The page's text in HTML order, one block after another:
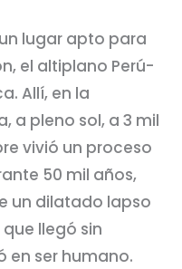
lugar apto para
el altiplano Perú-
Allí, en la
a pleno sol, a 3 mil
vivió un proceso
50 mil años,
un dilatado lapso
llegó sin
en ser humano.